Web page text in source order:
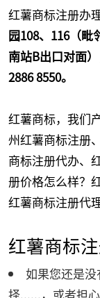
红薯商标注册办
园108、116（毗
南站B出口对面）
2886 8550。
红薯商标，我们
州红薯商标注册
商标注册代办、
册价格怎么样？
红薯商标注册代
红薯商标
如果您还是
择......，或者担